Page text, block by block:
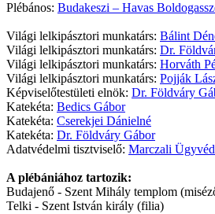
Plébános: Budakeszi – Havas
Világi lelkipásztori munkatárs: Bálint
Világi lelkipásztori munkatárs: Dr.
Világi lelkipásztori munkatárs: Horváth
Világi lelkipásztori munkatárs: Pojják
Képviselőtestületi elnök: Dr. Földváry
Katekéta: Bedics Gábor
Katekéta: Cserekjei Dánielné
Katekéta: Dr. Földváry Gábor
Adatvédelmi tisztviselő: Marczali
A plébániához tartozik:
Budajenő - Szent Mihály templom
Telki - Szent István király (filia)